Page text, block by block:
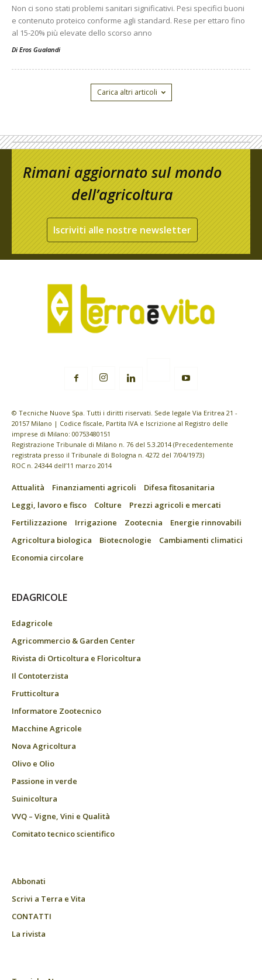
Non ci sono stati problemi sanitari significativi. Pesi specifici buoni
e contenuto proteico conforme agli standard. Rese per ettaro fino
al 15-20% più elevate dello scorso anno
Di Eros Gualandi
Carica altri articoli
Rimani aggiornato sul mondo
dell’agricoltura
Iscriviti alle nostre newsletter
© Tecniche Nuove Spa. Tutti i diritti riservati. Sede legale Via Eritrea 21 -
20157 Milano | Codice fiscale, Partita IVA e Iscrizione al Registro delle
imprese di Milano: 00753480151
Registrazione Tribunale di Milano n. 76 del 5.3.2014 (Precedentemente
registrata presso il Tribunale di Bologna n. 4272 del 7/04/1973)
ROC n. 24344 dell’11 marzo 2014
Attualità Finanziamenti agricoli
Difesa fitosanitaria
Leggi, lavoro e fisco
Colture
Prezzi agricoli e mercati
Fertilizzazione
Irrigazione Zootecnia
Energie rinnovabili
Agricoltura biologica
Biotecnologie
Cambiamenti climatici
Economia circolare
EDAGRICOLE
Edagricole
Agricommercio & Garden Center
Rivista di Orticoltura e Floricoltura
Il Contoterzista
Frutticoltura
Informatore Zootecnico
Macchine Agricole
Nova Agricoltura
Olivo e Olio
Passione in verde
Suinicoltura
VVQ – Vigne, Vini e Qualità
Comitato tecnico scientifico
Abbonati
Scrivi a Terra e Vita
CONTATTI
La rivista